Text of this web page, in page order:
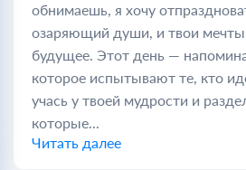
обнимаешь, я хочу
озаряющий души, и твои
будущее. Этот день —
которое испытывают те, кто
учась у твоей мудрости и
которые...
Читать далее